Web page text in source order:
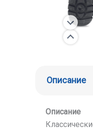
Описание
Описание